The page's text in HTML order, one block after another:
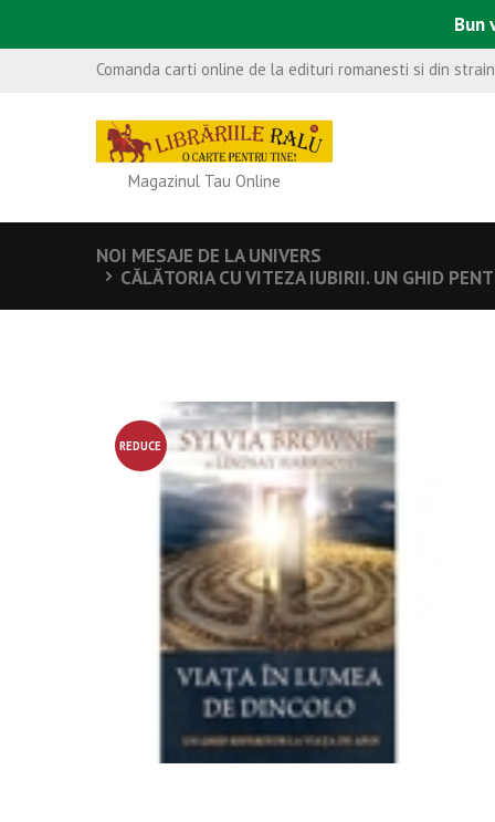
Bun
Comanda carti online de la edituri romanesti si din
Magazinul Tau Online
NOI MESAJE DE LA UNIVERS
CĂLĂTORIA CU VITEZA IUBIRII. UN GHID
REDUCE